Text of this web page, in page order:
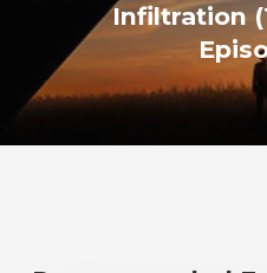
Infiltration